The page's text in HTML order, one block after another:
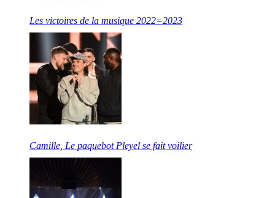
Les victoires de la musique 2022=2023
Camille, Le paquebot Pleyel se fait voilier